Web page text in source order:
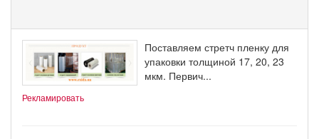
Поставляем стретч пленку для
упаковки толщиной 17, 20, 23
мкм. Первич...
Рекламировать